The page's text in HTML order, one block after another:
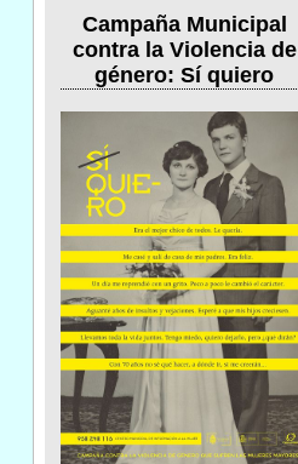
Campaña Municipal
contra la Violencia de
género: Sí quiero